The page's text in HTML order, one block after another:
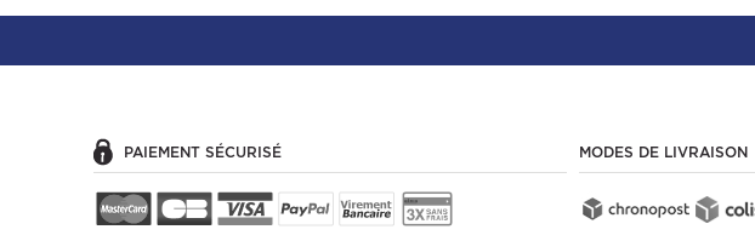
PAIEMENT SÉCURISÉ MODES DE LIVRAISON